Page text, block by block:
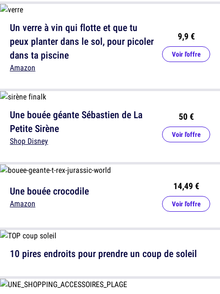
Une bouée géante Sébastien de La
Petite Sirène
Shop Disney
50 €
Voir l'offre
Un verre à vin qui flotte et que tu
peux planter dans le sol, pour picoler
dans ta piscine
Amazon
9,9 €
Voir l'offre
Une bouée crocodile
Amazon
14,49 €
Voir l'offre
10 pires endroits pour prendre un coup de soleil